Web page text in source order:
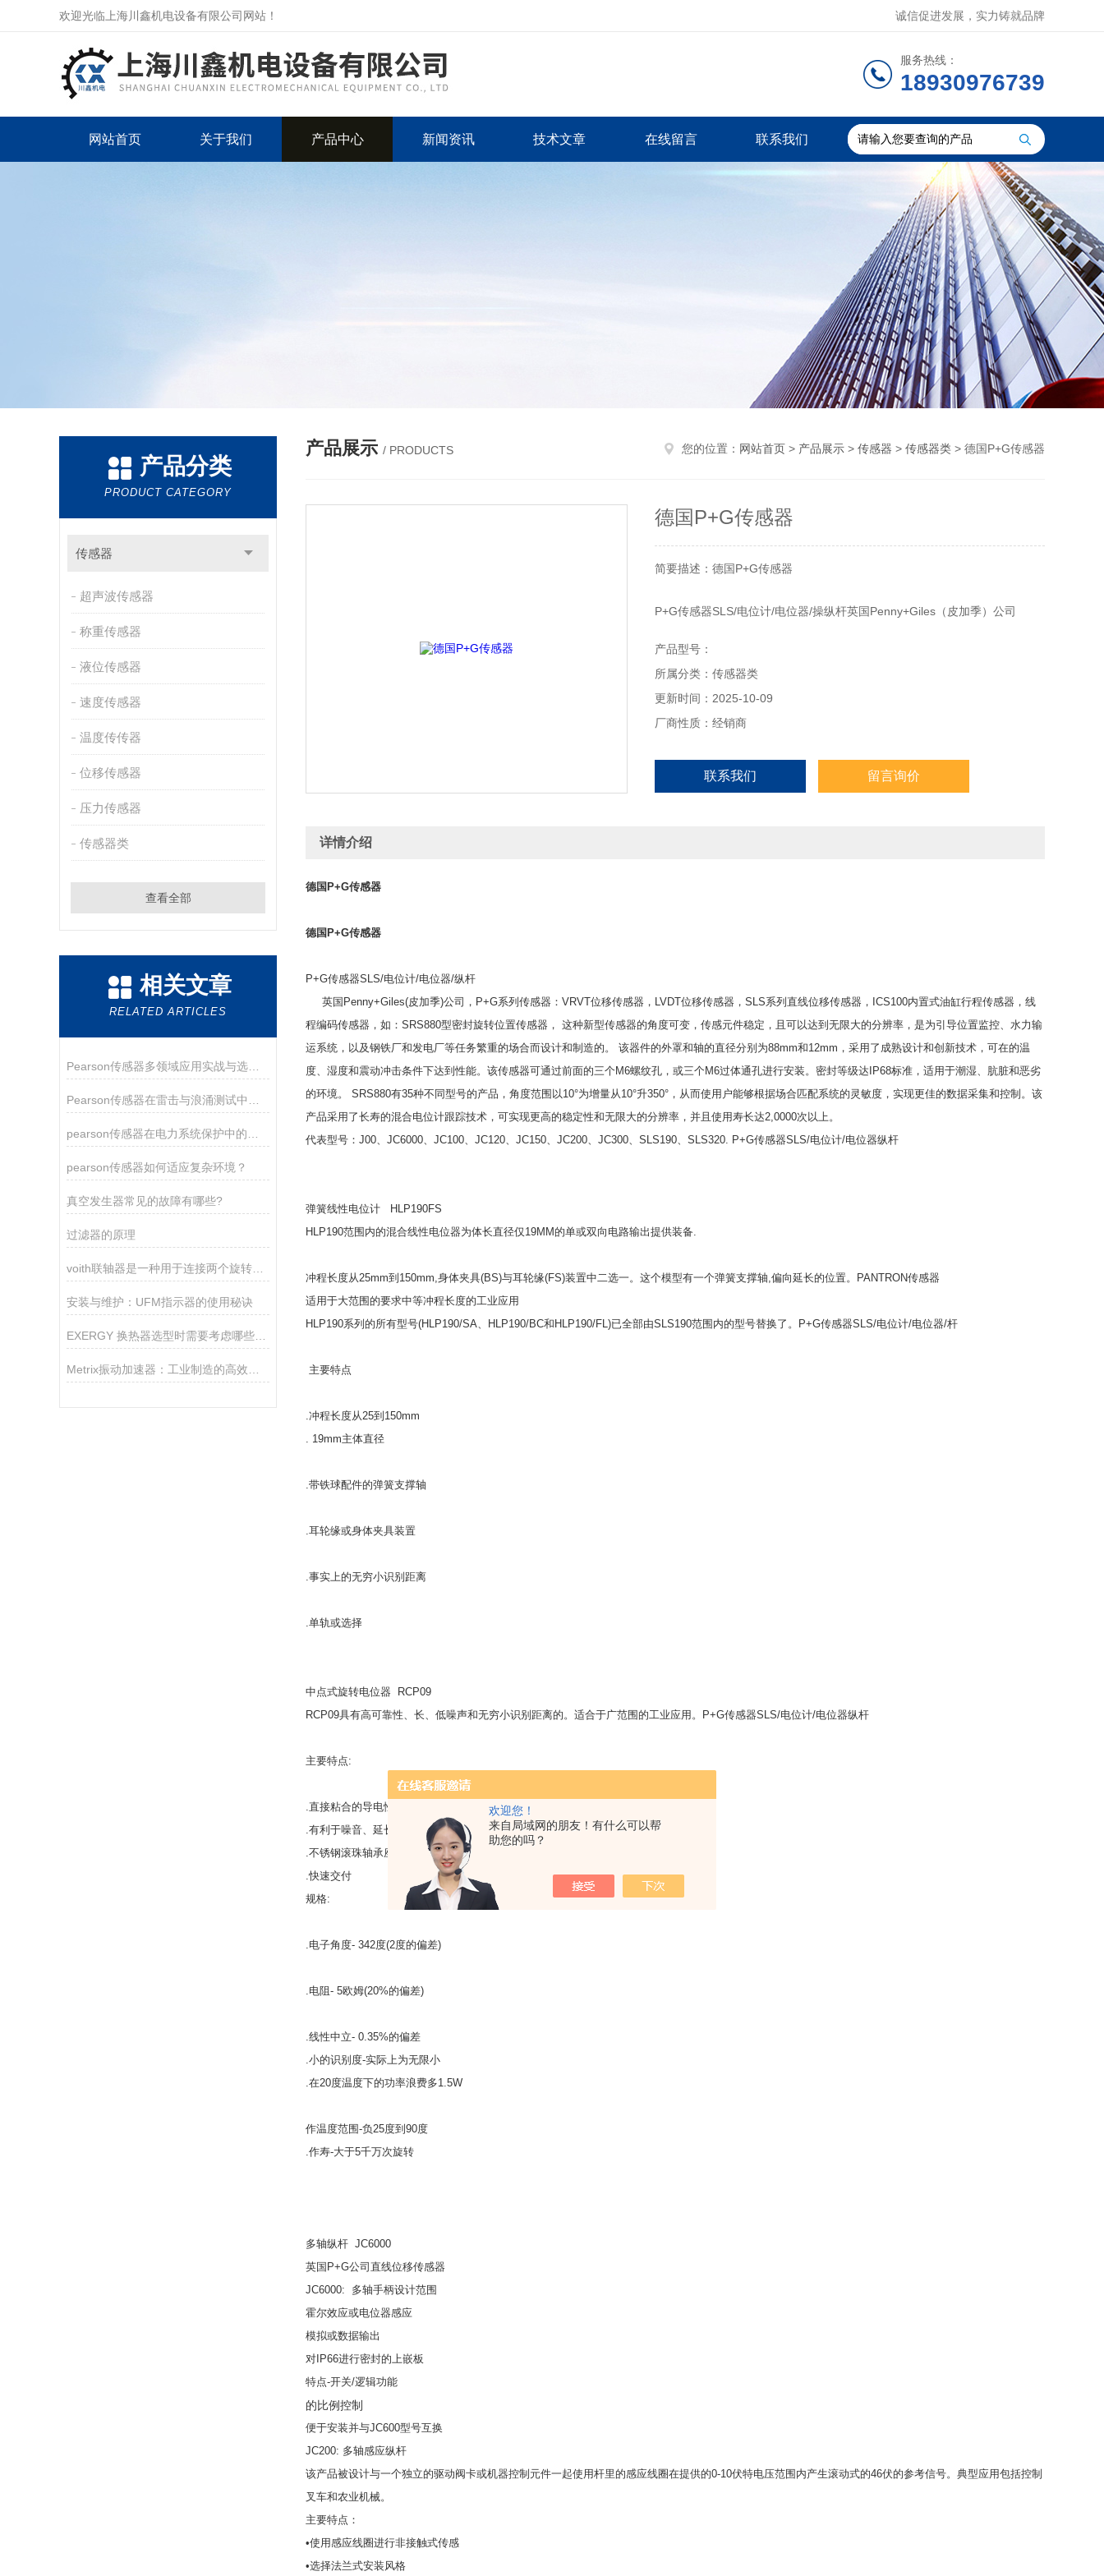
欢迎您！
来自局域网的朋友！有什么可以帮
助您的吗？
欢迎光临上海川鑫机电设备有限公司网站！ 诚信促进发展，实力铸就品牌
服务热线：
18930976739
网站首页 关于我们 产品中心 新闻资讯 技术文章 在线留言 联系我们
产品分类
PRODUCT CATEGORY
传感器
超声波传感器
称重传感器
液位传感器
速度传感器
温度传传器
位移传感器
压力传感器
传感器类
查看全部
相关文章
RELATED ARTICLES
Pearson传感器多领域应用实战与选型指南
pearson传感器如何适应复杂环境？
真空发生器常见的故障有哪些?
过滤器的原理
voith联轴器是一种用于连接两个旋转轴的机械装置
安装与维护：UFM指示器的使用秘诀
EXERGY 换热器选型时需要考虑哪些因素？
产品展示 / PRODUCTS 您的位置： 网站首页 > 产品展示 > 传感器 > 传感器类 > 德国P+G传感器
德国P+G传感器
简要描述：德国P+G传感器
P+G传感器SLS/电位计/电位器/操纵杆英国Penny+Giles（皮加季）公司
产品型号：
所属分类：传感器类
更新时间：2025-10-09
厂商性质：经销商
联系我们 留言询价
详情介绍
德国P+G传感器
德国P+G传感器
P+G传感器SLS/电位计/电位器/纵杆
英国Penny+Giles(皮加季)公司，P+G系列传感器：VRVT位移传感器，LVDT位移传感器，SLS系列直线位移传感器，ICS100内置式油缸行程传感器，线
程编码传感器，如：SRS880型密封旋转位置传感器， 这种新型传感器的角度可变，传感元件稳定，且可以达到无限大的分辨率，是为引导位置监控、水力输
运系统，以及钢铁厂和发电厂等任务繁重的场合而设计和制造的。 该器件的外罩和轴的直径分别为88mm和12mm，采用了成熟设计和创新技术，可在的温
度、湿度和震动冲击条件下达到性能。该传感器可通过前面的三个M6螺纹孔，或三个M6过体通孔进行安装。密封等级达IP68标准，适用于潮湿、肮脏和恶劣
的环境。 SRS880有35种不同型号的产品，角度范围以10°为增量从10°升350°，从而使用户能够根据场合匹配系统的灵敏度，实现更佳的数据采集和控制。该
产品采用了长寿的混合电位计跟踪技术，可实现更高的稳定性和无限大的分辨率，并且使用寿长达2,0000次以上。
代表型号：J00、JC6000、JC100、JC120、JC150、JC200、JC300、SLS190、SLS320. P+G传感器SLS/电位计/电位器纵杆
弹簧线性电位计 HLP190FS
HLP190范围内的混合线性电位器为体长直径仅19MM的单或双向电路输出提供装备.
冲程长度从25mm到150mm,身体夹具(BS)与耳轮缘(FS)装置中二选一。这个模型有一个弹簧支撑轴,偏向延长的位置。PANTRON传感器
适用于大范围的要求中等冲程长度的工业应用
HLP190系列的所有型号(HLP190/SA、HLP190/BC和HLP190/FL)已全部由SLS190范围内的型号替换了。P+G传感器SLS/电位计/电位器/杆
主要特点
.冲程长度从25到150mm
. 19mm主体直径
.带铁球配件的弹簧支撑轴
.耳轮缘或身体夹具装置
.事实上的无穷小识别距离
.单轨或选择
中点式旋转电位器 RCP09
RCP09具有高可靠性、长、低噪声和无穷小识别距离的。适合于广范围的工业应用。P+G传感器SLS/电位计/电位器纵杆
主要特点:
.直接粘合的导电性塑料轨道
.有利于噪音、延长使用寿的多指针贵重金属刮水器
.不锈钢滚珠轴承座圈轴承
.快速交付
规格:
.电子角度- 342度(2度的偏差)
.电阻- 5欧姆(20%的偏差)
.线性中立- 0.35%的偏差
.小的识别度-实际上为无限小
.在20度温度下的功率浪费多1.5W
作温度范围-负25度到90度
.作寿-大于5千万次旋转
多轴纵杆 JC6000
英国P+G公司直线位移传感器
JC6000: 多轴手柄设计范围
霍尔效应或电位器感应
模拟或数据输出
对IP66进行密封的上嵌板
特点-开关/逻辑功能
的比例控制
便于安装并与JC600型号互换
JC200: 多轴感应纵杆
该产品被设计与一个独立的驱动阀卡或机器控制元件一起使用杆里的感应线圈在提供的0-10伏特电压范围内产生滚动式的46伏的参考信号。典型应用包括控制
叉车和农业机械。
主要特点：
•使用感应线圈进行非接触式传感
•选择法兰式安装风格